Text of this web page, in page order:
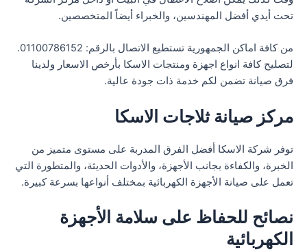
تحت أيدي أفضل المهندسين، والخبراء أيضاً المتخصصين.
من كافة اماكن الجمهورية تستطيع الاتصال بالرقم: 01100786152.
لتصليح كافة انواع اجهزة ومنتجات الاسكا بأرخص الاسعار ولدينا
فرق صيانة تضمن لكم خدمة ذات جودة عالية.
مركز صيانة ثلاجات الاسكا
توفر شركة الاسكا أفضل الفرق المدربة على مستوى متميز من
الخبرة، والكفاءة بجانب الأجهزة، والأدوات الحديثة، والمتطورة التي
تعمل على صيانة الأجهزة الكهربائية بمختلف أنواعها بسرعة كبيرة.
نصائح للحفاظ على سلامة الأجهزة
الكهربائية